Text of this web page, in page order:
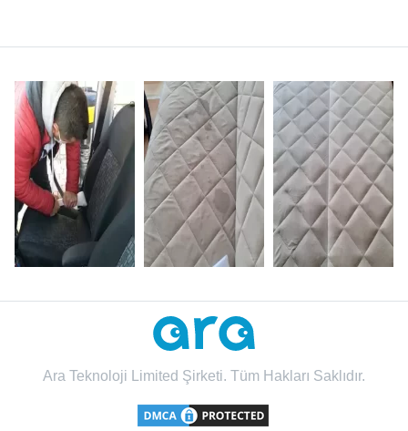
Ara Teknoloji Limited Şirketi. Tüm Hakları Saklıdır.